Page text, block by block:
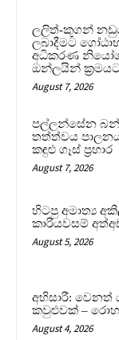
ලලිත්-කූගන්
ලබාදීමට
අධිකරණ
ඔන්ලයින්
August 7, 2026
පල්ලන්සේන
තත්ත්වය
කඳුළු ගෑස් ප්‍රහාර
August 7, 2026
හිටපු අමාත්‍ය
කාරියවසම්
August 5, 2026
අභිසාරී: වෙනත්
කවුළුවක් –
August 4, 2026